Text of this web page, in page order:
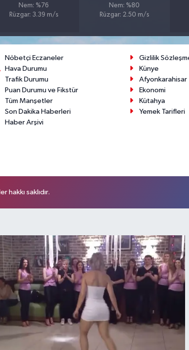
Nem: %76
Rüzgar: 3.39 m/s
Nem: %80
Rüzgar: 2.50 m/s
Nöbetçi Eczaneler
Hava Durumu
Trafik Durumu
Puan Durumu ve Fikstür
Tüm Manşetler
Son Dakika Haberleri
Haber Arşivi
Gizlilik
Künye
Afyonkarahisar
Ekonomi
Kütahya
Yemek Tarifleri
saklıdır.